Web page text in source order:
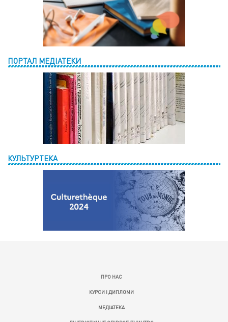
ПОРТАЛ МЕДІАТЕКИ
КУЛЬТУРТЕКА
ПРО НАС
КУРСИ І ДИПЛОМИ
МЕДІАТЕКА